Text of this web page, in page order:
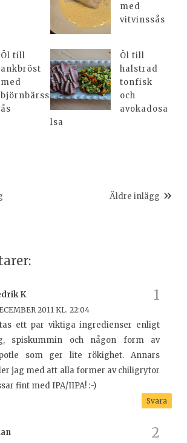
med
vitvinssås
Öl till
ankbröst
med
björnbärss
ås
Öl till
halstrad
tonfisk
och
avokadosa
lsa
Äldre inlägg
K
2011 KL. 22:04
ett par viktiga ingredienser enligt
spiskummin och någon form av
som ger lite rökighet. Annars
jag med att alla former av chiligrytor
fint med IPA/IIPA! :-)
Svara